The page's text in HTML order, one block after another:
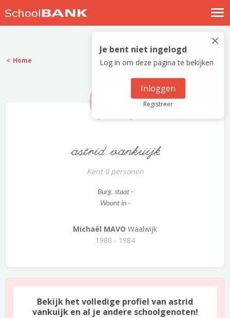
Nostalgische verhalen
Log in
Meld je gratis aan
×
Je bent niet ingelogd
Log in om deze pagina te bekijken
Inloggen
Registreer
Home
astrid vankuijk
Kent 0 personen
Burg. staat -
Woont in -
Michaël MAVO Waalwijk
1980 - 1984
Bekijk het volledige profiel van astrid
vankuijk en al je andere schoolgenoten!